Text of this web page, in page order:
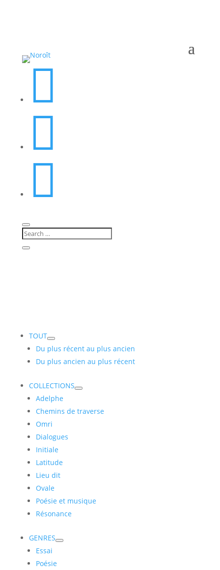



TOUT
Du plus récent au plus ancien
Du plus ancien au plus récent
COLLECTIONS
Adelphe
Chemins de traverse
Omri
Dialogues
Initiale
Latitude
Lieu dit
Ovale
Poésie et musique
Résonance
GENRES
Essai
Poésie